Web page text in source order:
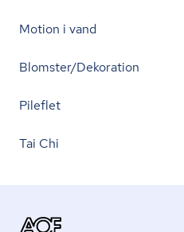
Motion i vand
Blomster/Dekoration
Pileflet
Tai Chi